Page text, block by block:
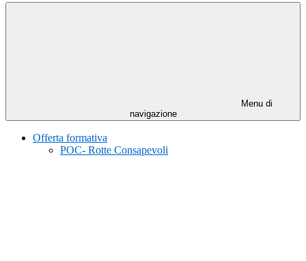
Menu di
navigazione
Offerta formativa
POC- Rotte Consapevoli